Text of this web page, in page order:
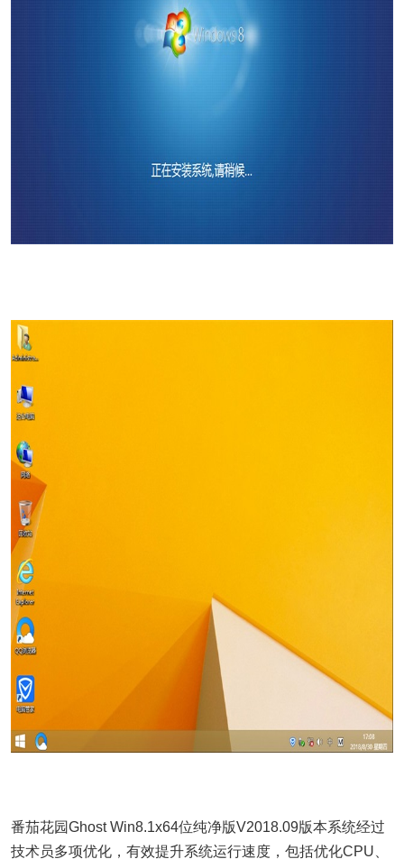
番茄花园Ghost Win8.1x64位纯净版V2018.09版本系统经过
技术员多项优化，有效提升系统运行速度，包括优化CPU、